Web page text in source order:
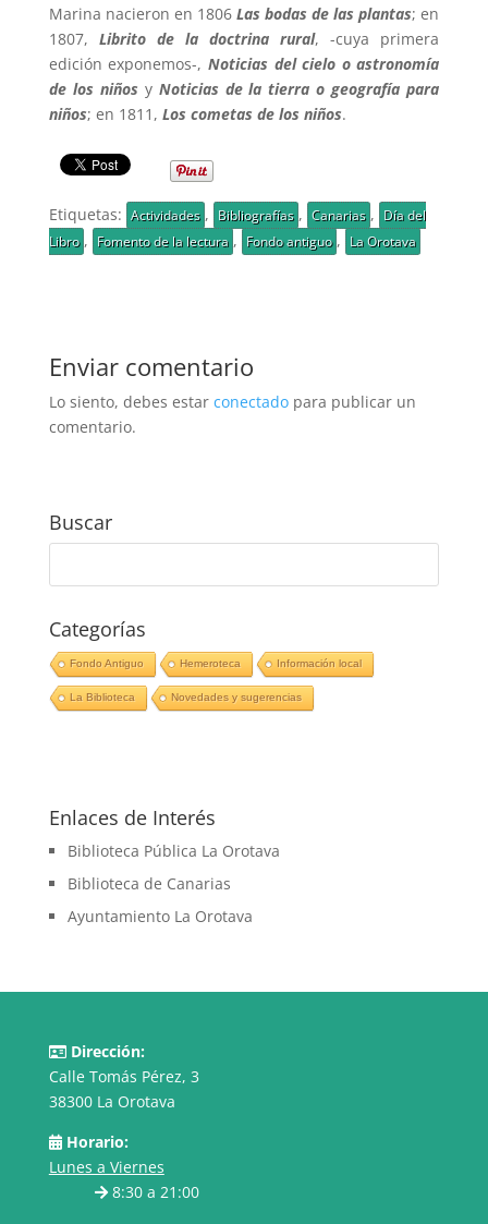
Marina nacieron en 1806 Las bodas de las plantas; en
1807, Librito de la doctrina rural, -cuya primera
edición exponemos-, Noticias del cielo o astronomía
de los niños y Noticias de la tierra o geografía para
niños; en 1811, Los cometas de los niños.
Etiquetas: Actividades , Bibliografías , Canarias , Día del
Libro , Fomento de la lectura , Fondo antiguo , La Orotava
Enviar comentario
Lo siento, debes estar conectadopara publicar un
comentario.
Buscar
Categorías
Fondo Antiguo Hemeroteca Información local
La Biblioteca Novedades y sugerencias
Enlaces de Interés
Biblioteca Pública La Orotava
Biblioteca de Canarias
Ayuntamiento La Orotava
Dirección:
Calle Tomás Pérez, 3
38300 La Orotava
Horario:
Lunes a Viernes
8:30 a 21:00